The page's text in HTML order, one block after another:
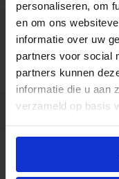
personaliseren, om
en om ons
informatie over uw
partners voor social
partners kunnen
informatie die u aan
verzameld op basis
Merk
Garantie
Ean code